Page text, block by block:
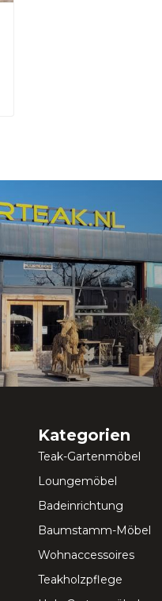
Kategorien
Teak-Gartenmöbel
Loungemöbel
Badeinrichtung
Baumstamm-Möbel
Wohnaccessoires
Teakholzpflege